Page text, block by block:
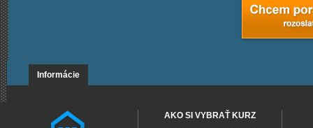
Informácie
AKO SI VYBRAŤ KURZ